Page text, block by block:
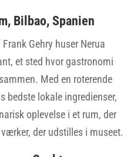
Bilbao, Spanien
Gehry huser Nerua
et sted hvor gastronomi
Med en roterende
bedste lokale ingredienser,
oplevelse i et rum, der
der udstilles i museet.